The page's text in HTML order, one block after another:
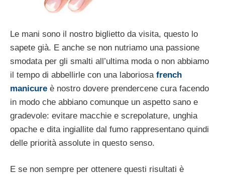
Le mani sono il nostro biglietto da visita, questo lo
sapete già. E anche se non nutriamo una passione
smodata per gli smalti all’ultima moda o non abbiamo
il tempo di abbellirle con una laboriosa french
manicure è nostro dovere prendercene cura facendo
in modo che abbiano comunque un aspetto sano e
gradevole: evitare macchie e screpolature, unghia
opache e dita ingiallite dal fumo rappresentano quindi
delle priorità assolute in questo senso.
E se non sempre per ottenere questi risultati è